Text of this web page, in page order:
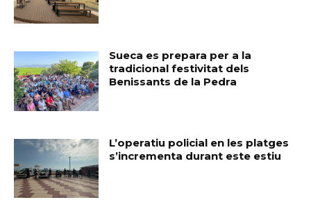
Sueca es prepara per a la
tradicional festivitat dels
Benissants de la Pedra
L’operatiu policial en les platges
s’incrementa durant este estiu